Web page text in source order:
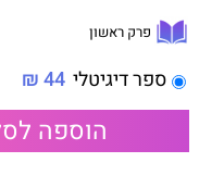
פרק ראשון
ספר דיגיטלי 44 ₪
הוספה